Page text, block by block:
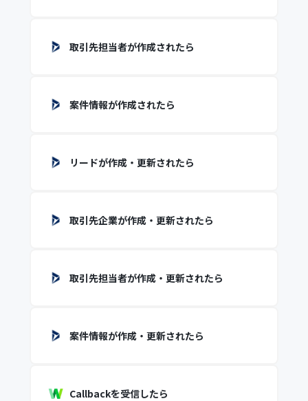
取引先担当者が作成されたら
案件情報が作成されたら
リードが作成・更新されたら
取引先企業が作成・更新されたら
取引先担当者が作成・更新されたら
案件情報が作成・更新されたら
Callbackを受信したら